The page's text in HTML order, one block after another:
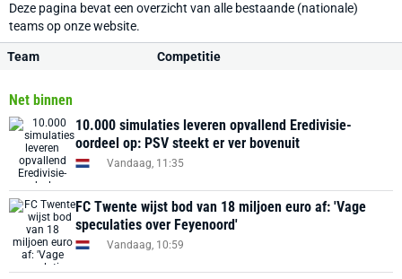
Deze pagina bevat een overzicht van alle bestaande (nationale)
teams op onze website.
Team Competitie
Net binnen
10.000 simulaties leveren opvallend Eredivisie-
oordeel op: PSV steekt er ver bovenuit
Vandaag, 11:35
FC Twente wijst bod van 18 miljoen euro af: 'Vage
speculaties over Feyenoord'
Vandaag, 10:59